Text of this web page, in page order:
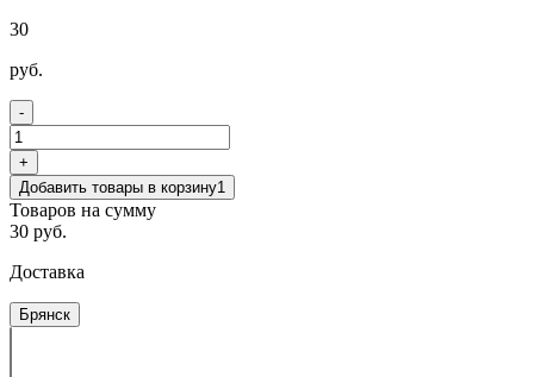
30
руб.
-
+
Добавить товары в корзину1
Товаров на сумму
30 руб.
Доставка
Брянск